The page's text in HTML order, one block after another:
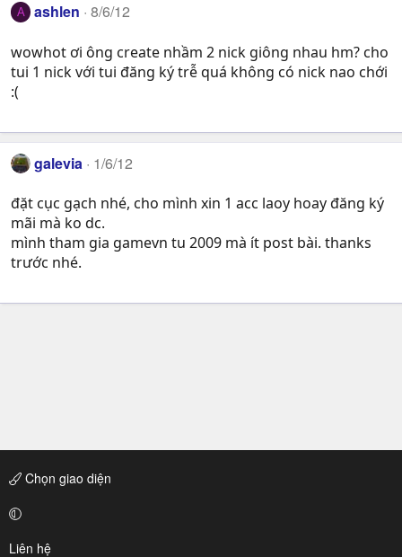
A ashlen 8/6/12
wowhot ơi ông create nhầm 2 nick giông nhau hm? cho
tui 1 nick với tui đăng ký trễ quá không có nick nao chới
:(
galevia 1/6/12
đặt cục gạch nhé, cho mình xin 1 acc laoy hoay đăng ký
mãi mà ko dc.
mình tham gia gamevn tu 2009 mà ít post bài. thanks
trước nhé.
Chọn giao diện
Liên hệ